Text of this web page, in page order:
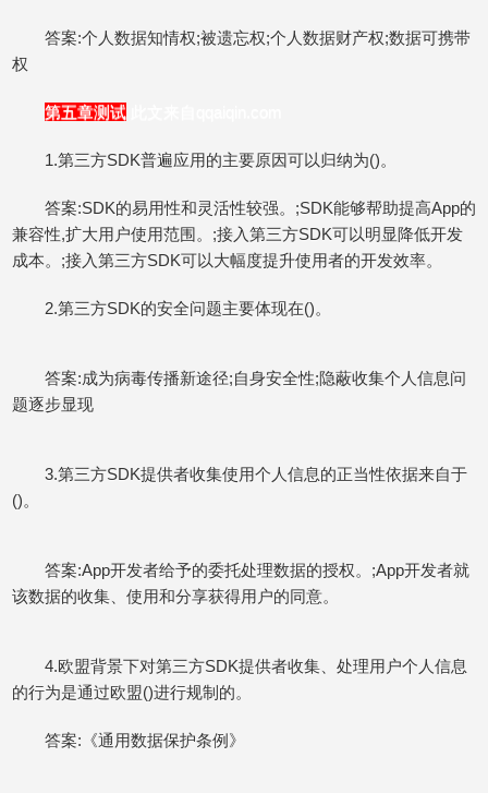
答案:个人数据知情权;被遗忘权;个人数据财产权;数据可携带
权
第五章测试
1.第三方SDK普遍应用的主要原因可以归纳为()。
答案:SDK的易用性和灵活性较强。;SDK能够帮助提高App的
兼容性,扩大用户使用范围。;接入第三方SDK可以明显降低开发
成本。;接入第三方SDK可以大幅度提升使用者的开发效率。
2.第三方SDK的安全问题主要体现在()。
答案:成为病毒传播新途径;自身安全性;隐蔽收集个人信息问
题逐步显现
3.第三方SDK提供者收集使用个人信息的正当性依据来自于
()。
答案:App开发者给予的委托处理数据的授权。;App开发者就
该数据的收集、使用和分享获得用户的同意。
4.欧盟背景下对第三方SDK提供者收集、处理用户个人信息
的行为是通过欧盟()进行规制的。
答案:《通用数据保护条例》